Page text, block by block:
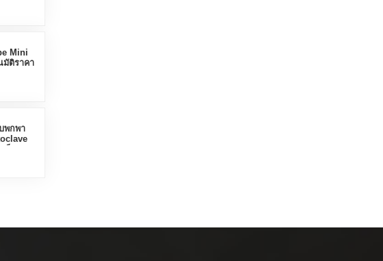
Mini
มัติราคา
พกพา